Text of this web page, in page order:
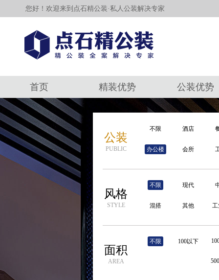
您好！欢迎来到点石精公装·私人公装解决专家
首页 精装优势 公装优势
公装
PUBLIC
不限 酒店
办公楼 会所
风格
STYLE
不限 现代
混搭 其他
面积
AREA
不限 100以下